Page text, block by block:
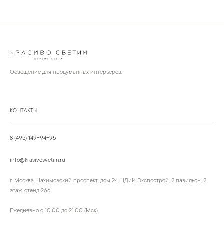
Освещение для продуманных интерьеров.
КОНТАКТЫ
8 (495) 149-94-95
info@krasivosvetim.ru
г. Москва, Нахимовский проспект, дом 24, ЦДиИ Экспострой, 2 павильон, 2
этаж, стенд 266
Ежедневно с 10:00 до 21:00 (Мск)